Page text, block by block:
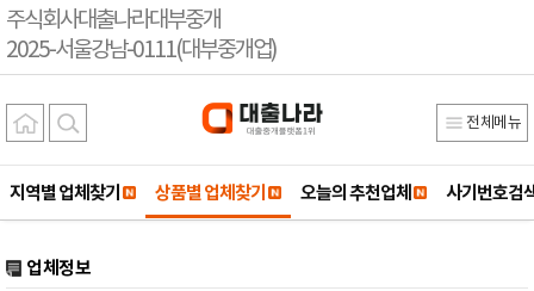
주식회사대출나라대부중개
2025-서울강남-0111(대부중개업)
전체메뉴
지역별 업체찾기 상품별 업체찾기 오늘의 추천업체 사기번호검
업체정보